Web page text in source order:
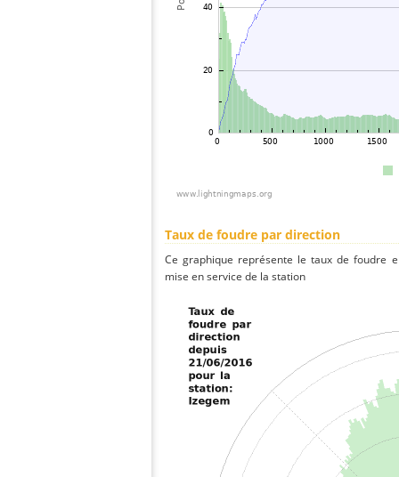
Taux de foudre par direction
Ce graphique représente le taux de foudre
mise en service de la station